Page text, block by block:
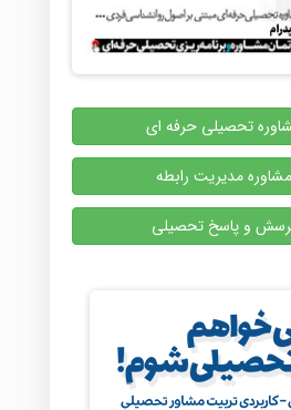
تحصیلی حرفه ای
مدیریت رابطه
و پاسخ تحصیلی